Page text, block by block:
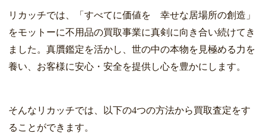
リカッチでは、「すべてに価値を 幸せな居場所の創造」
をモットーに不用品の買取事業に真剣に向き合い続けてき
ました。真贋鑑定を活かし、世の中の本物を見極める力を
養い、お客様に安心・安全を提供し心を豊かにします。
そんなリカッチでは、以下の4つの方法から買取査定をす
ることができます。